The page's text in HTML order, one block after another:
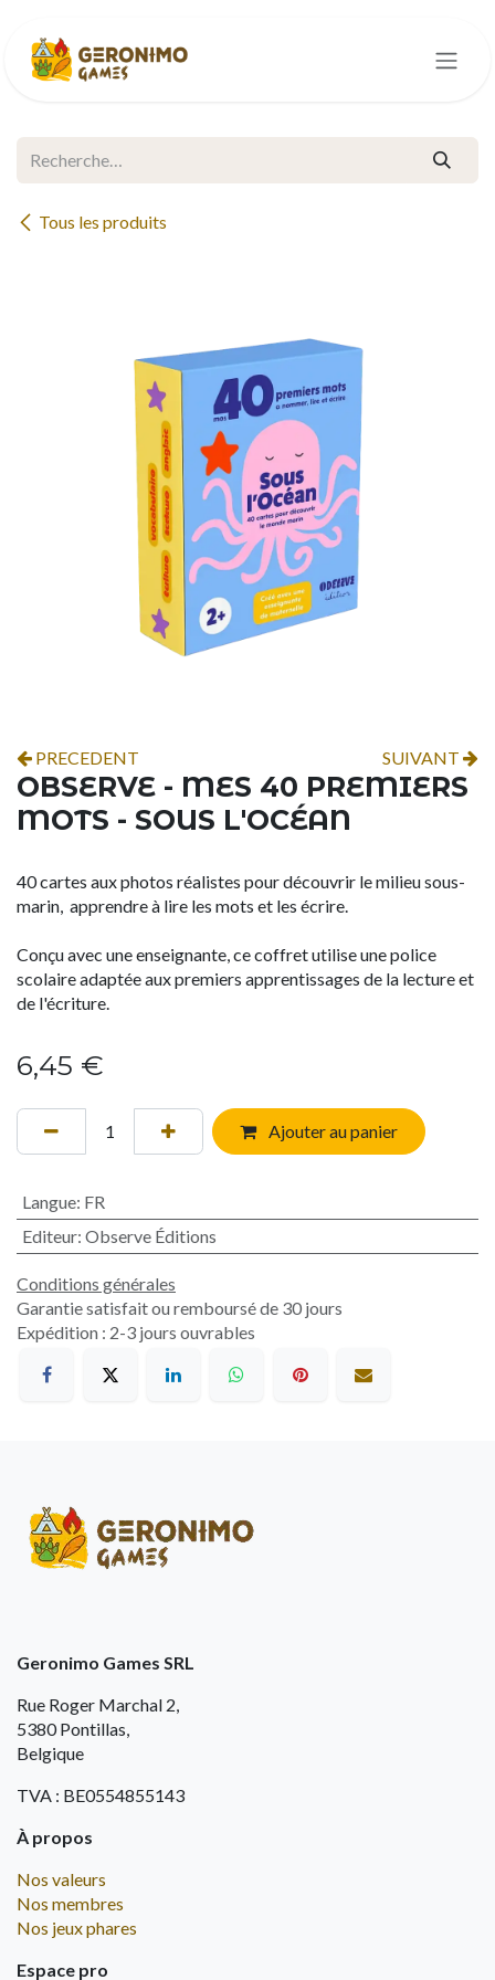
Tous les produits
PRECEDENT SUIVANT
OBSERVE - MES 40 PREMIERS
MOTS - SOUS L'OCÉAN
40 cartes aux photos réalistes pour découvrir le milieu sous-
marin, apprendre à lire les mots et les écrire.
Conçu avec une enseignante, ce coffret utilise une police
scolaire adaptée aux premiers apprentissages de la lecture et
de l'écriture.
6,45 €
Ajouter au panier
Langue: FR
Editeur: Observe Éditions
Conditions générales
Garantie satisfait ou remboursé de 30 jours
Expédition : 2-3 jours ouvrables
Geronimo Games SRL
Rue Roger Marchal 2,
5380 Pontillas,
Belgique
TVA : BE0554855143
À propos
Nos valeurs
Nos membres
Nos jeux phares
Espace pro